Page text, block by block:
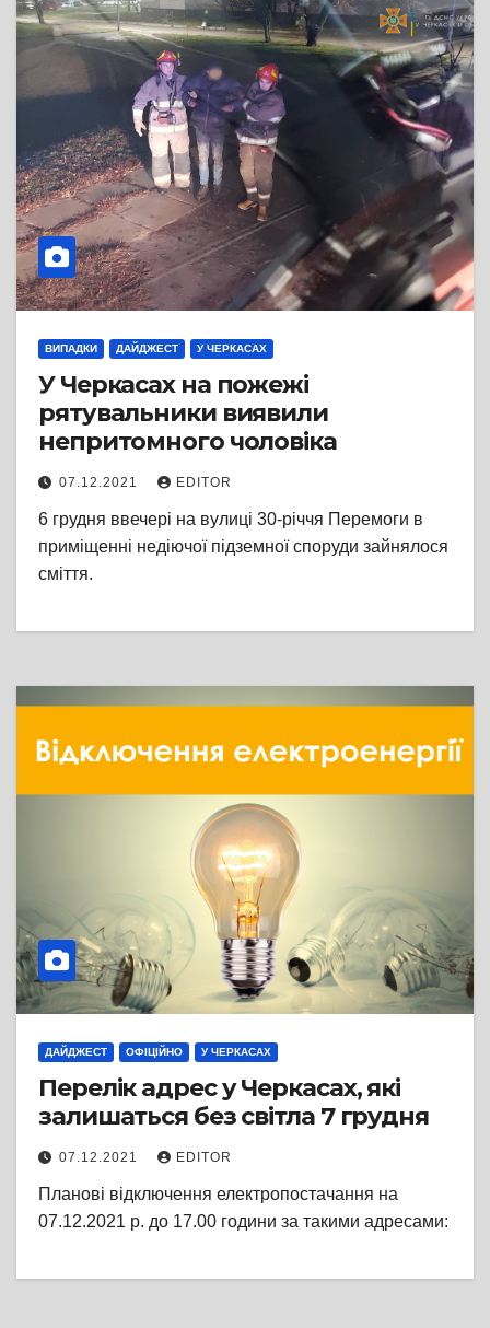
ВИПАДКИ ДАЙДЖЕСТ У ЧЕРКАСАХ
У Черкасах на пожежі
рятувальники виявили
непритомного чоловіка
07.12.2021 EDITOR
6 грудня ввечері на вулиці 30-річчя Перемоги в
приміщенні недіючої підземної споруди зайнялося
сміття.
ДАЙДЖЕСТ ОФІЦІЙНО У ЧЕРКАСАХ
Перелік адрес у Черкасах, які
залишаться без світла 7 грудня
07.12.2021 EDITOR
Планові відключення електропостачання на
07.12.2021 р. до 17.00 години за такими адресами: